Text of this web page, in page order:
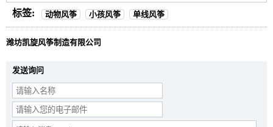
标签: 动物风筝 小孩风筝 单线风筝
潍坊凯旋风筝制造有限公司
发送询问